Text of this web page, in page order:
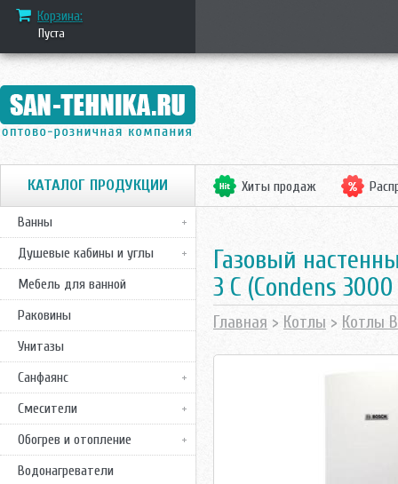
Корзина:
Пуста
КАТАЛОГ ПРОДУКЦИИ
Ванны
Душевые кабины и углы
Мебель для ванной
Раковины
Унитазы
Санфаянс
Смесители
Обогрев и отопление
Водонагреватели
Хиты продаж
Газовый
3 C (Condens
Главная > Котлы > Котлы